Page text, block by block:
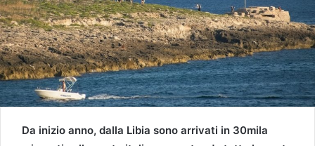
Da inizio anno, dalla Libia sono arrivati in 30mila